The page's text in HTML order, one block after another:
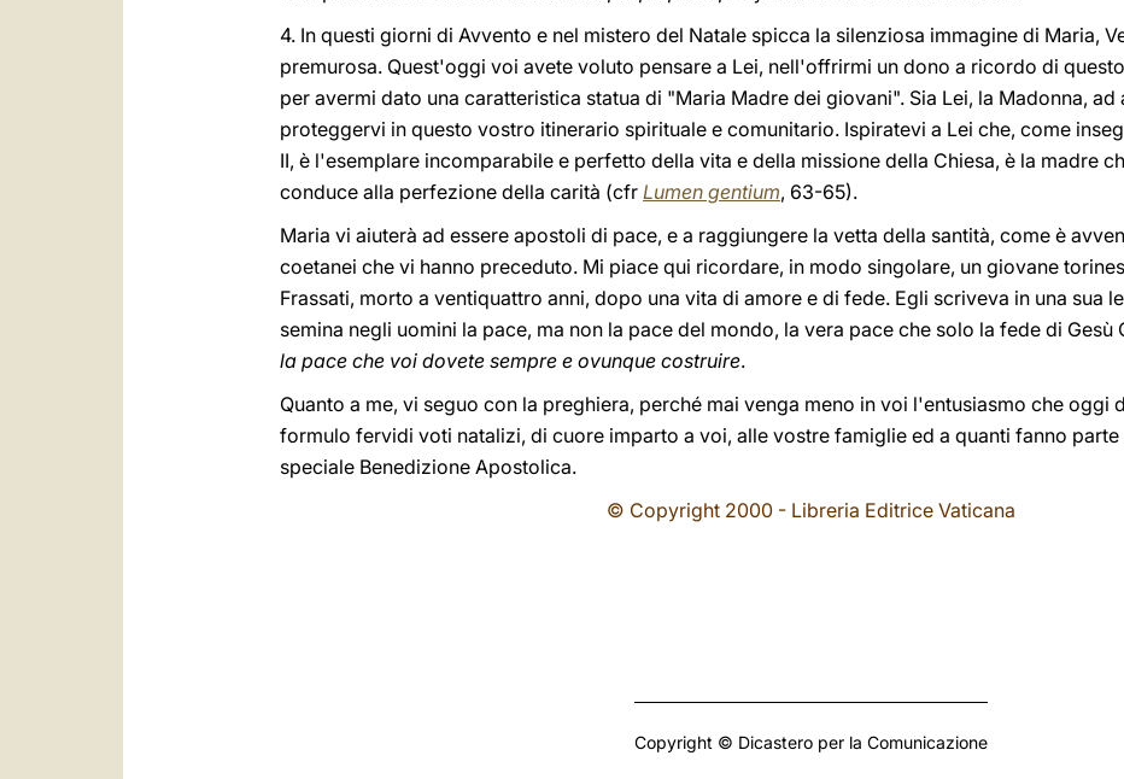
4. In questi giorni di Avvento e nel mistero del Natale spicca la silenziosa immagine di Maria,
premurosa. Quest'oggi voi avete voluto pensare a Lei, nell'offrirmi un dono a ricordo di
per avermi dato una caratteristica statua di "Maria Madre dei giovani". Sia Lei, la Madonna,
proteggervi in questo vostro itinerario spirituale e comunitario. Ispiratevi a Lei che, come
II, è l'esemplare incomparabile e perfetto della vita e della missione della Chiesa, è la madre
conduce alla perfezione della carità (cfr Lumen gentium, 63-65).
Maria vi aiuterà ad essere apostoli di pace, e a raggiungere la vetta della santità, come è
coetanei che vi hanno preceduto. Mi piace qui ricordare, in modo singolare, un giovane
Frassati, morto a ventiquattro anni, dopo una vita di amore e di fede. Egli scriveva in una sua
semina negli uomini la pace, ma non la pace del mondo, la vera pace che solo la fede di Gesù
la pace che voi dovete sempre e ovunque costruire.
Quanto a me, vi seguo con la preghiera, perché mai venga meno in voi l'entusiasmo che oggi
formulo fervidi voti natalizi, di cuore imparto a voi, alle vostre famiglie ed a quanti fanno parte
speciale Benedizione Apostolica.
© Copyright 2000 - Libreria Editrice Vaticana
Copyright © Dicastero per la Comunicazione